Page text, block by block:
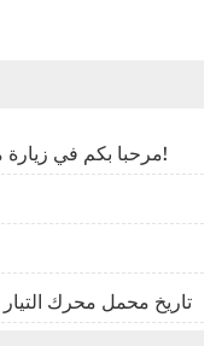
1. مرحبا بكم في زيارة موقعنا على شبكة الإنترنت، شكرا لك!
4. تاريخ محمل محرك